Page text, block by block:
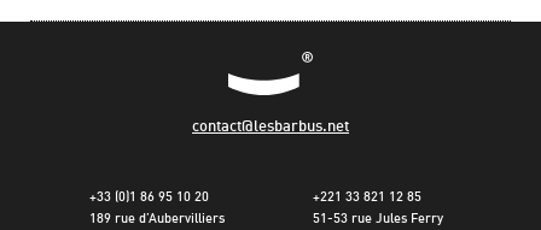
contact@lesbarbus.net
+33 (0)1 86 95 10 20
189 rue d’Aubervilliers
+221 33 821 12 85
51-53 rue Jules Ferry